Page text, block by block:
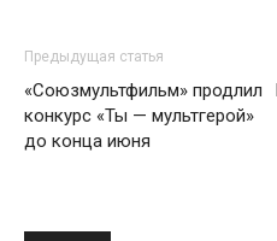
Предыдущая статья
«Союзмультфильм» продлил
конкурс «Ты — мультгерой»
до конца июня